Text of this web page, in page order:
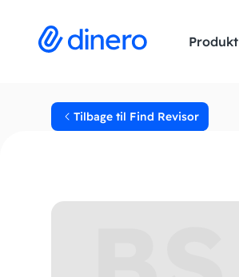
Produkt
Tilbage til Find Revisor